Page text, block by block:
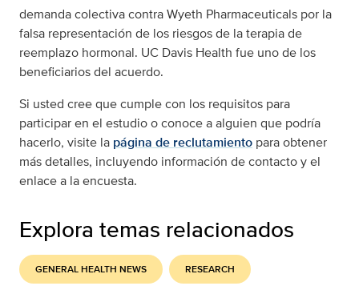
demanda colectiva contra Wyeth Pharmaceuticals por la
falsa representación de los riesgos de la terapia de
reemplazo hormonal. UC Davis Health fue uno de los
beneficiarios del acuerdo.
Si usted cree que cumple con los requisitos para
participar en el estudio o conoce a alguien que podría
hacerlo, visite la página de reclutamiento para obtener
más detalles, incluyendo información de contacto y el
enlace a la encuesta.
Explora temas relacionados
GENERAL HEALTH NEWS RESEARCH